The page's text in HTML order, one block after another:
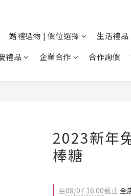
婚禮選物 | 價位選擇
生活禮品
禮品 企業合作 合作詢價
2023新年
棒糖
至08/07 16:00截止全